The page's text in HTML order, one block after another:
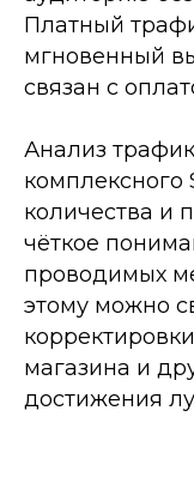
Платный
мгновенный
связан с
Анализ
комплексного
количества и
чёткое
проводимых
этому можно
магазина и
достижения